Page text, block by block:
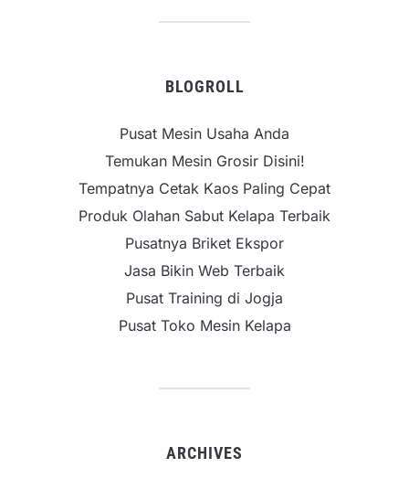
BLOGROLL
Pusat Mesin Usaha Anda
Temukan Mesin Grosir Disini!
Tempatnya Cetak Kaos Paling Cepat
Produk Olahan Sabut Kelapa Terbaik
Pusatnya Briket Ekspor
Jasa Bikin Web Terbaik
Pusat Training di Jogja
Pusat Toko Mesin Kelapa
ARCHIVES